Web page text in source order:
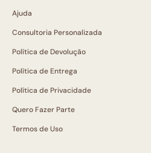
Ajuda
Consultoria Personalizada
Política de Devolução
Política de Entrega
Política de Privacidade
Quero Fazer Parte
Termos de Uso